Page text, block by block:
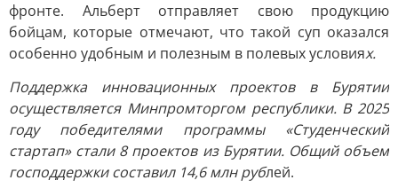
фронте. Альберт отправляет свою продукцию
бойцам, которые отмечают, что такой суп оказался
особенно удобным и полезным в полевых условиях.
Поддержка инновационных проектов в Бурятии
осуществляется Минпромторгом республики. В 2025
году победителями программы «Студенческий
стартап» стали 8 проектов из Бурятии. Общий объем
господдержки составил 14,6 млн рублей.